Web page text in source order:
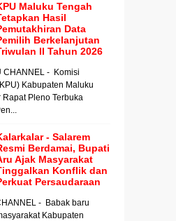
Maluku Tengah
Hasil
Data
Berkelanjutan
II Tahun 2026
CHANNEL - Komisi
Kabupaten Maluku
Pleno Terbuka
- Salarem
Berdamai, Bupati
Ajak Masyarakat
Konflik dan
Persaudaraan
- Babak baru
Kabupaten